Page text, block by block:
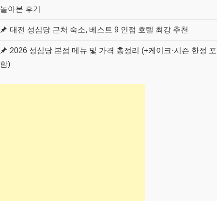
놀아본 후기
대전 성심당 근처 숙소, 베스트 9 인접 호텔 최강 추천
2026 성심당 본점 메뉴 및 가격 총정리 (+케이크·시즌 한정 포
함)